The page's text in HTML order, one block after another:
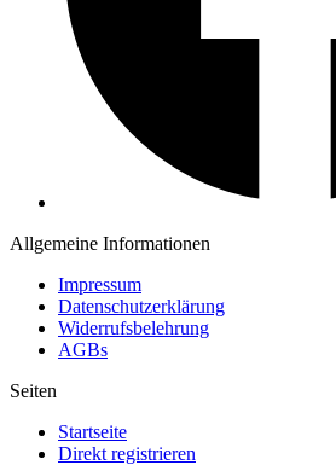
Allgemeine Informationen
Impressum
Datenschutzerklärung
Widerrufsbelehrung
AGBs
Seiten
Startseite
Direkt registrieren